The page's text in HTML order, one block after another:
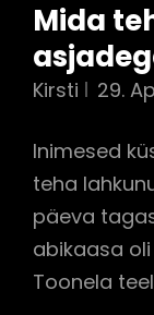
Mida
Kirsti 29.
Inimesed
teha
päeva
abikaasa
Toonela